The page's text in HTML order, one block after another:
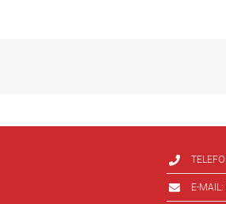
E-MAIL: